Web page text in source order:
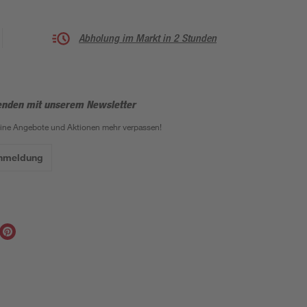
Abholung im Markt in 2 Stunden
mit unserem Newsletter
Angebote und Aktionen mehr verpassen!